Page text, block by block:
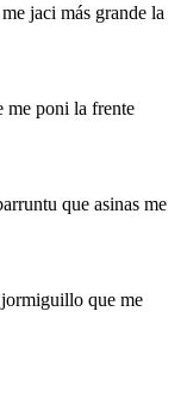
más grande la
la frente
que asinas me
que me